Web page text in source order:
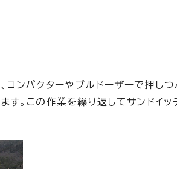
コンパクターやブルドーザーで押し
す。この作業を繰り返してサンドイ